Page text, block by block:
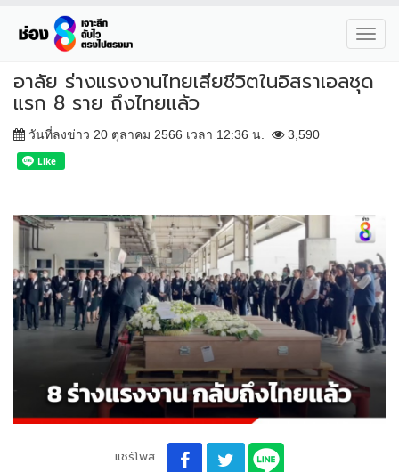
อาลัย ร่างแรงงานไทยเสียชีวิตในอิสราเอลชุด
แรก 8 ราย ถึงไทยแล้ว
วันที่ลงข่าว 20 ตุลาคม 2566 เวลา 12:36 น. 3,590
แชร์โพส